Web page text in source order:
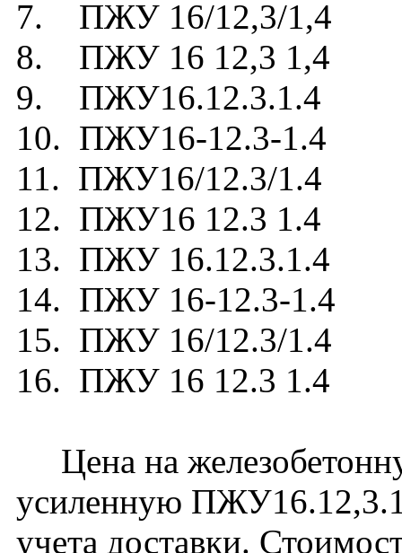
7. ПЖУ 16/12,3/1,4
8. ПЖУ 16 12,3 1,4
9. ПЖУ16.12.3.1.4
10. ПЖУ16-12.3-1.4
11. ПЖУ16/12.3/1.4
12. ПЖУ16 12.3 1.4
13. ПЖУ 16.12.3.1.4
14. ПЖУ 16-12.3-1.4
15. ПЖУ 16/12.3/1.4
16. ПЖУ 16 12.3 1.4
Цена на
усиленную
учета доставки.